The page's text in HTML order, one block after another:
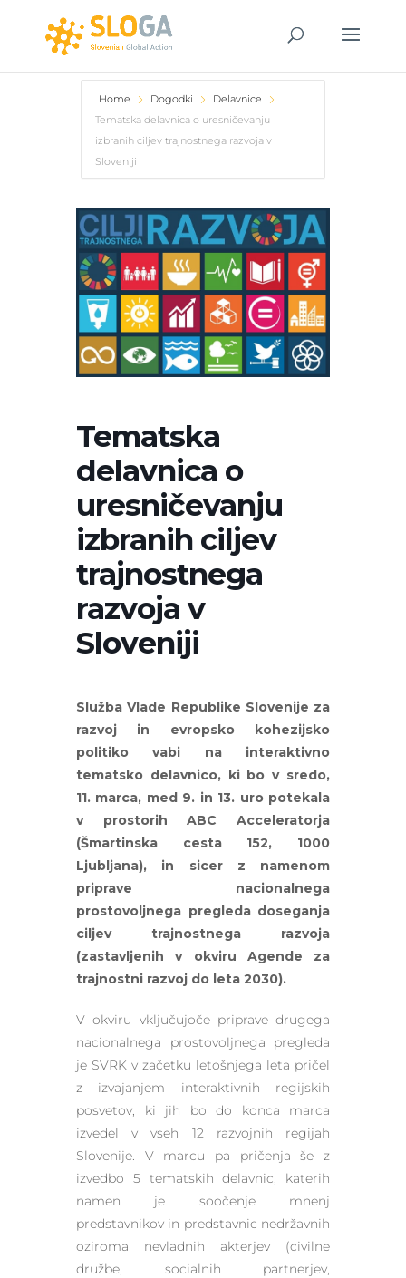
Home Dogodki
Delavnice
Tematska delavnica o uresničevanju
izbranih ciljev trajnostnega razvoja v
Sloveniji
Tematska
delavnica o
uresničevanju
izbranih ciljev
trajnostnega
razvoja v
Sloveniji
Služba Vlade Republike Slovenije za
razvoj in evropsko kohezijsko
politiko vabi na interaktivno
tematsko delavnico, ki bo v sredo,
11. marca, med 9. in 13. uro potekala
v prostorih ABC Acceleratorja
(Šmartinska cesta 152, 1000
Ljubljana), in sicer z namenom
priprave nacionalnega
prostovoljnega pregleda doseganja
ciljev trajnostnega razvoja
(zastavljenih v okviru Agende za
trajnostni razvoj do leta 2030).
V okviru vključujoče priprave drugega
nacionalnega prostovoljnega pregleda
je SVRK v začetku letošnjega leta pričel
z izvajanjem interaktivnih regijskih
posvetov, ki jih bo do konca marca
izvedel v vseh 12 razvojnih regijah
Slovenije. V marcu pa pričenja še z
izvedbo 5 tematskih delavnic, katerih
namen je soočenje mnenj
predstavnikov in predstavnic nedržavnih
oziroma nevladnih akterjev (civilne
družbe, socialnih partnerjev,